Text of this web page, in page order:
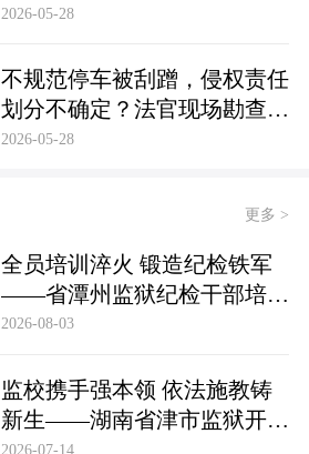
解……
2026-05-28
不规范停车被刮蹭，侵权责任
划分不确定？法官现场勘查定
争纷
2026-05-28
更多 >
全员培训淬火 锻造纪检铁军
——省潭州监狱纪检干部培训
实现全覆盖
2026-08-03
监校携手强本领 依法施教铸
新生——湖南省津市监狱开展
2026-07-14